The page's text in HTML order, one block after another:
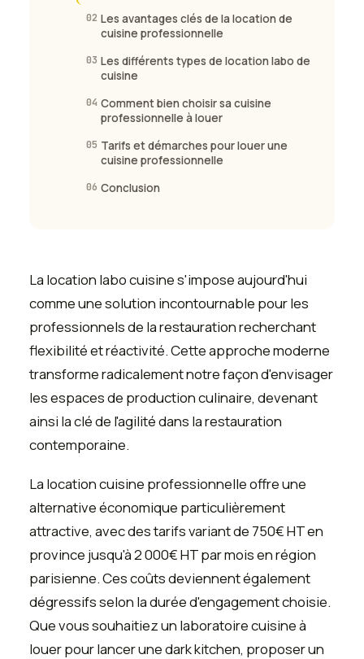
02 Les avantages clés de la location de
cuisine professionnelle
03 Les différents types de location labo de
cuisine
04 Comment bien choisir sa cuisine
professionnelle à louer
05 Tarifs et démarches pour louer une
cuisine professionnelle
06 Conclusion
La location labo cuisine s'impose aujourd'hui
comme une solution incontournable pour les
professionnels de la restauration recherchant
flexibilité et réactivité. Cette approche moderne
transforme radicalement notre façon d'envisager
les espaces de production culinaire, devenant
ainsi la clé de l'agilité dans la restauration
contemporaine.
La location cuisine professionnelle offre une
alternative économique particulièrement
attractive, avec des tarifs variant de 750€ HT en
province jusqu'à 2 000€ HT par mois en région
parisienne. Ces coûts deviennent également
dégressifs selon la durée d'engagement choisie.
Que vous souhaitiez un laboratoire cuisine à
louer pour lancer une dark kitchen, proposer un